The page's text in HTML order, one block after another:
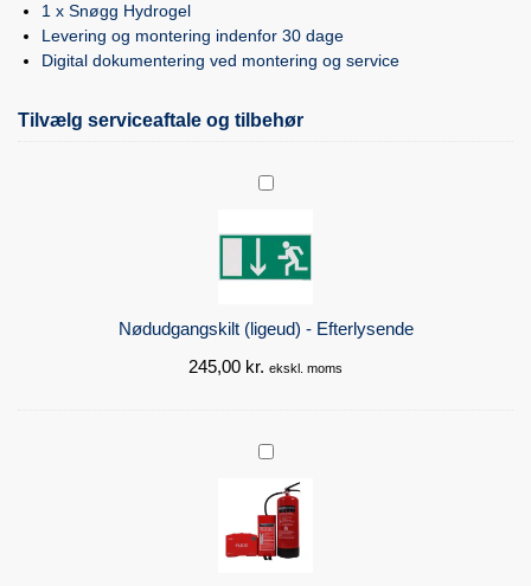
1 x Snøgg Hydrogel
Levering og montering indenfor 30 dage
Digital dokumentering ved montering og service
Tilvælg serviceaftale og tilbehør
N
d
u
a
n
k
t
(
Nødudgangskilt (ligeud) - Efterlysende
245,00 kr. ekskl. moms
L
l
e